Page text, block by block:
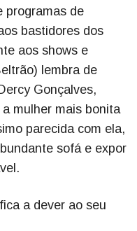
programas de
bastidores dos
aos shows e
lembra de
Gonçalves,
mulher mais bonita
parecida com ela,
sofá e expor
a dever ao seu